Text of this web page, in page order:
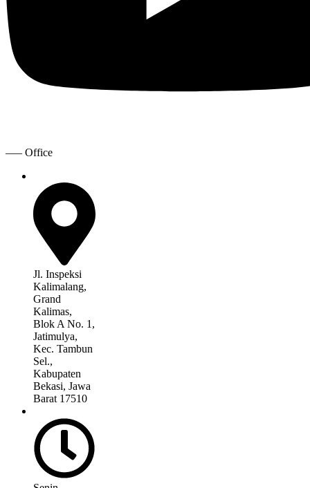
—– Office
Jl. Inspeksi
Kalimalang,
Grand
Kalimas,
Blok A No. 1,
Jatimulya,
Kec. Tambun
Sel.,
Kabupaten
Bekasi, Jawa
Barat 17510